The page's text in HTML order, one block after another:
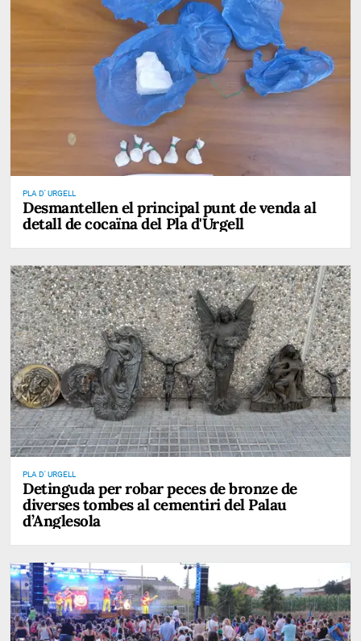
PLA D' URGELL
Desmantellen el principal punt de venda al
detall de cocaïna del Pla d'Urgell
PLA D' URGELL
Detinguda per robar peces de bronze de
diverses tombes al cementiri del Palau
d’Anglesola